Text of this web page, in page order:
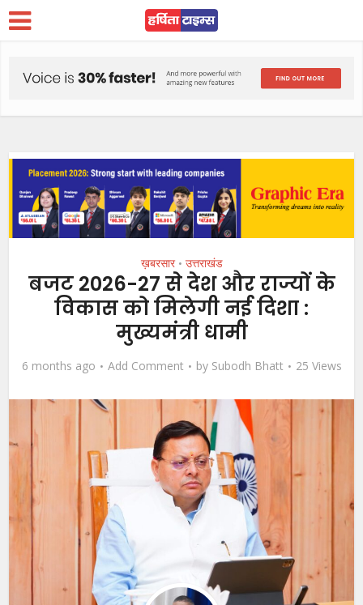
ख़बरसार • उत्तराखंड
बजट 2026-27 से देश और राज्यों के
विकास को मिलेगी नई दिशा :
मुख्यमंत्री धामी
6 months ago Add Comment by Subodh Bhatt 25 Views